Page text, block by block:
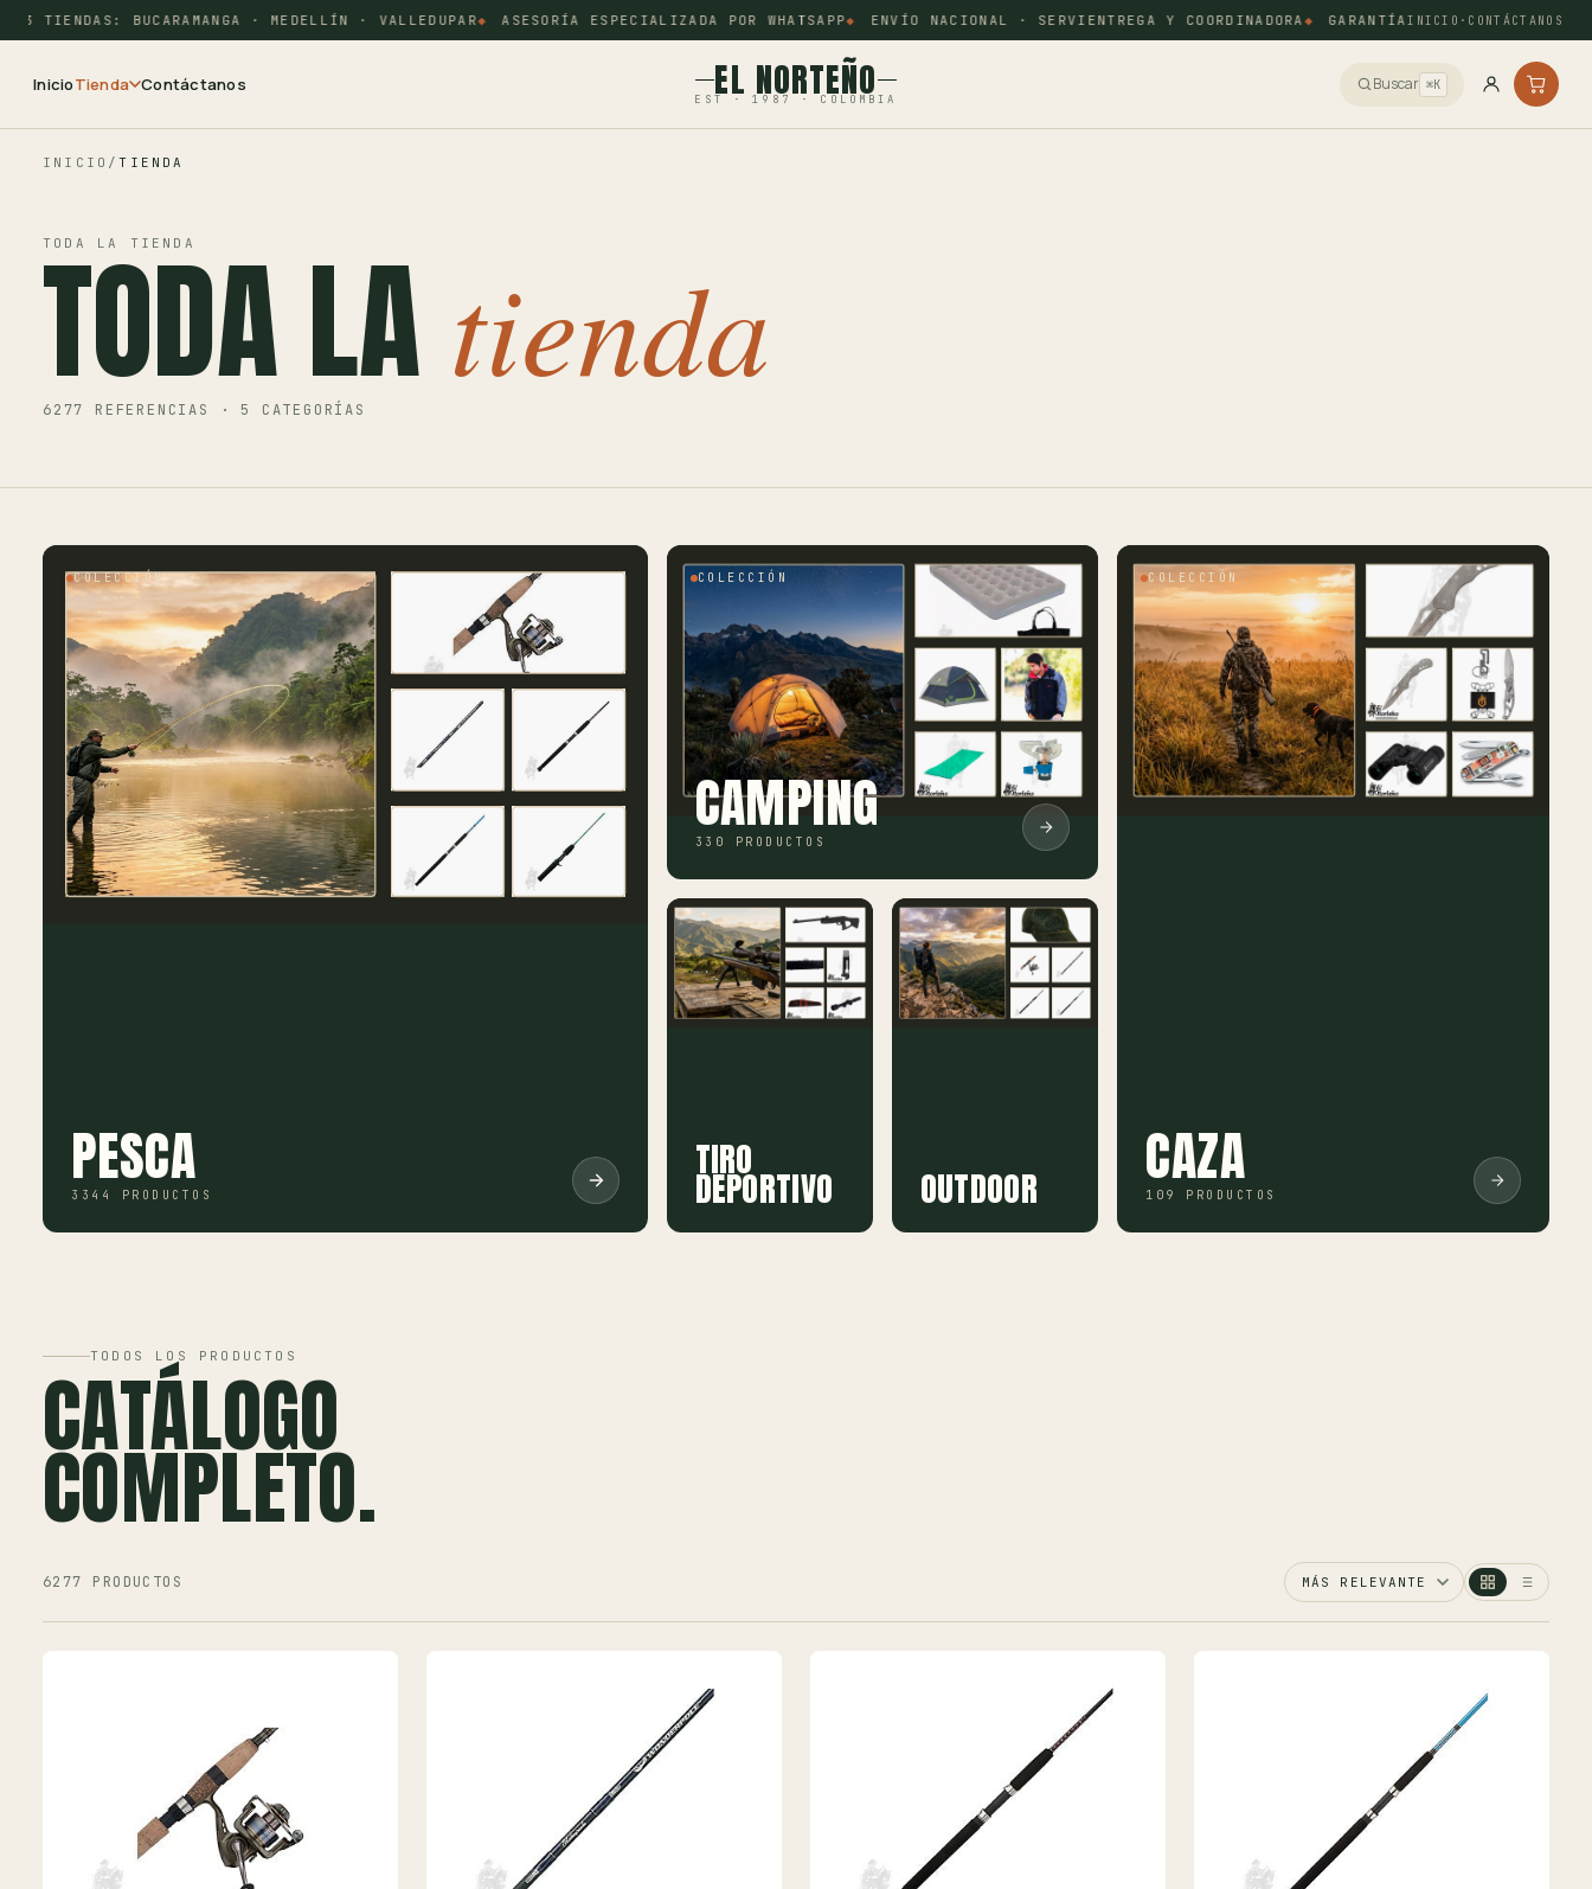
TIENDAS: BUCARAMANGA · MEDELLÍN · VALLEDUPAR ASESORÍA ESPECIALIZADA POR WHATSAPP ENVÍO NACIONAL · SERVIENTREGA Y COORDINADORA GARANTÍA Y SERVICIO
INICIO · CONTÁCTANOS
InicioTienda Contáctanos EL NORTEÑO
EST · 1987 · COLOMBIA
Buscar ⌘K
INICIO /TIENDA
TODA LA TIENDA
TODA LA tienda
6277 REFERENCIAS · 5 CATEGORÍAS
COLECCIÓN
PESCA
3344 PRODUCTOS
COLECCIÓN
CAMPING
330 PRODUCTOS
TIRO
DEPORTIVO OUTDOOR
COLECCIÓN
CAZA
109 PRODUCTOS
TODOS LOS PRODUCTOS
CATÁLOGO
COMPLETO.
6277 PRODUCTOS